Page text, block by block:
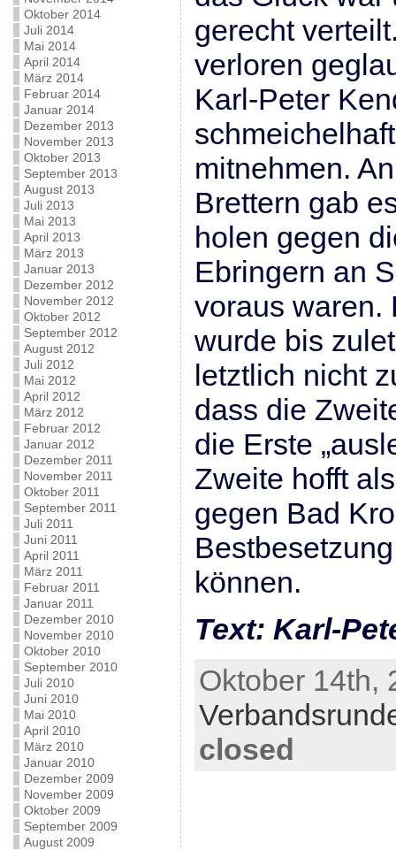
Oktober 2014
Juli 2014
Mai 2014
April 2014
März 2014
Februar 2014
Januar 2014
Dezember 2013
November 2013
Oktober 2013
September 2013
August 2013
Juli 2013
Mai 2013
April 2013
März 2013
Januar 2013
Dezember 2012
November 2012
Oktober 2012
September 2012
August 2012
Juli 2012
Mai 2012
April 2012
März 2012
Februar 2012
Januar 2012
Dezember 2011
November 2011
Oktober 2011
September 2011
Juli 2011
Juni 2011
April 2011
März 2011
Februar 2011
Januar 2011
Dezember 2010
November 2010
Oktober 2010
September 2010
Juli 2010
Juni 2010
Mai 2010
April 2010
März 2010
Januar 2010
Dezember 2009
November 2009
Oktober 2009
September 2009
August 2009
gerecht
verloren
Karl-Peter
mitnehmen.
Brettern gab
holen gegen
Ebringern an
voraus waren.
wurde bis
letztlich nicht
dass die
die Erste
Zweite hofft
gegen Bad
können.
Text: Karl-
Oktober 14th,
closed